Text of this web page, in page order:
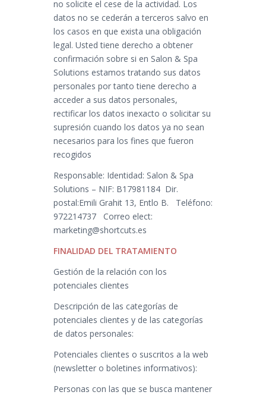
no solicite el cese de la actividad. Los
datos no se cederán a terceros salvo en
los casos en que exista una obligación
legal. Usted tiene derecho a obtener
confirmación sobre si en Salon & Spa
Solutions estamos tratando sus datos
personales por tanto tiene derecho a
acceder a sus datos personales,
rectificar los datos inexacto o solicitar su
supresión cuando los datos ya no sean
necesarios para los fines que fueron
recogidos
Responsable: Identidad: Salon & Spa
Solutions – NIF: B17981184 Dir.
postal:Emili Grahit 13, Entlo B. Teléfono:
972214737 Correo elect:
marketing@shortcuts.es
FINALIDAD DEL TRATAMIENTO
Gestión de la relación con los
potenciales clientes
Descripción de las categorías de
potenciales clientes y de las categorías
de datos personales:
Potenciales clientes o suscritos a la web
(newsletter o boletines informativos):
Personas con las que se busca mantener